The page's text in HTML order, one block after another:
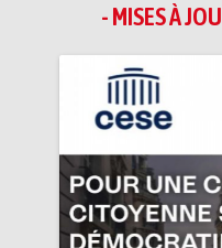
- MISES À